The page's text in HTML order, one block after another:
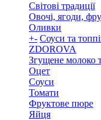
Світові традиції
Овочі, ягоди,
Оливки
+- Соуси та
ZDOROVA
Згущене молоко
Оцет
Соуси
Томати
Фруктове пюре
Яйця